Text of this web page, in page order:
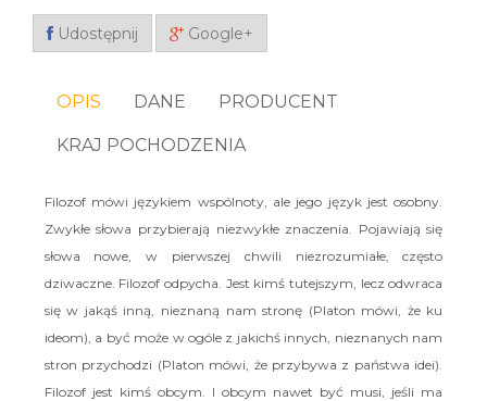
Udostępnij Google+
OPIS DANE PRODUCENT
KRAJ POCHODZENIA
Filozof mówi językiem wspólnoty, ale jego język jest osobny.
Zwykłe słowa przybierają niezwykłe znaczenia. Pojawiają się
słowa nowe, w pierwszej chwili niezrozumiałe, często
dziwaczne. Filozof odpycha. Jest kimś tutejszym, lecz odwraca
się w jakąś inną, nieznaną nam stronę (Platon mówi, że ku
ideom), a być może w ogóle z jakichś innych, nieznanych nam
stron przychodzi (Platon mówi, że przybywa z państwa idei).
Filozof jest kimś obcym. I obcym nawet być musi, jeśli ma